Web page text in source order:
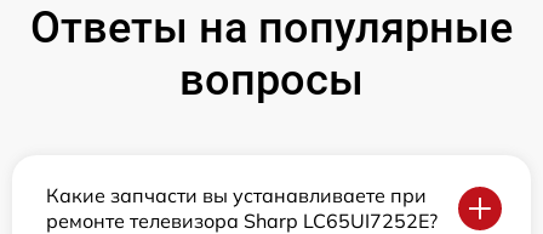
Ответы на популярные
вопросы
Какие запчасти вы устанавливаете при
ремонте телевизора Sharp LC65UI7252E?